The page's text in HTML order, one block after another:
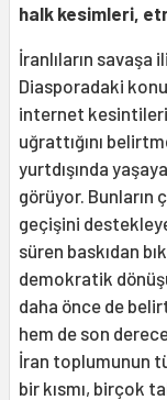
halk kesimleri,
İranlıların
Diasporadaki
internet
uğrattığını
yurtdışında
görüyor. Bunların
geçişini
süren baskıdan
demokratik
daha önce de
hem de son
İran toplumunun
bir kısmı, birçok